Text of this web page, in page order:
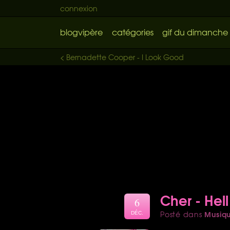
connexion
blogvipère catégories gif du dimanche
< Bernadette Cooper - I Look Good
Cher -
Posté dans
6
DÉC.